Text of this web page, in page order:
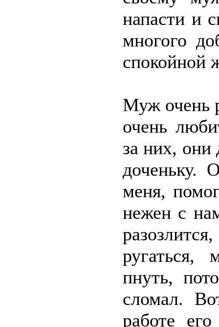
напасти и
многого
спокойной
Муж очень
очень
за них, они
доченьку.
меня,
нежен с
ругаться,
пнуть,
сломал.
работе